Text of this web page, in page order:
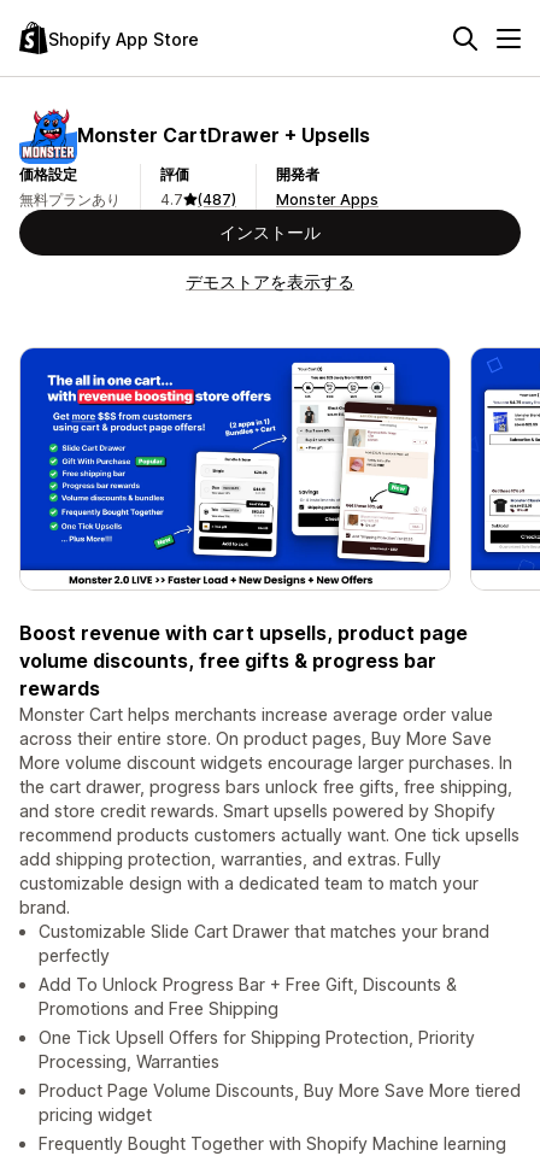
Shopify App Store
Monster CartDrawer + Upsells
価格設定
無料プランあり
評価
4.7
(487)
開発者
Monster Apps
インストール
デモストアを表示する
Boost revenue with cart upsells, product page
volume discounts, free gifts & progress bar
rewards
Monster Cart helps merchants increase average order value
across their entire store. On product pages, Buy More Save
More volume discount widgets encourage larger purchases. In
the cart drawer, progress bars unlock free gifts, free shipping,
and store credit rewards. Smart upsells powered by Shopify
recommend products customers actually want. One tick upsells
add shipping protection, warranties, and extras. Fully
customizable design with a dedicated team to match your
brand.
Customizable Slide Cart Drawer that matches your brand
perfectly
Add To Unlock Progress Bar + Free Gift, Discounts &
Promotions and Free Shipping
One Tick Upsell Offers for Shipping Protection, Priority
Processing, Warranties
Product Page Volume Discounts, Buy More Save More tiered
pricing widget
Frequently Bought Together with Shopify Machine learning